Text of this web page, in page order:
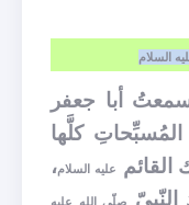
السلام
أبا جعفر
كلَّها
عليه السلام،
صلّى الله عليه